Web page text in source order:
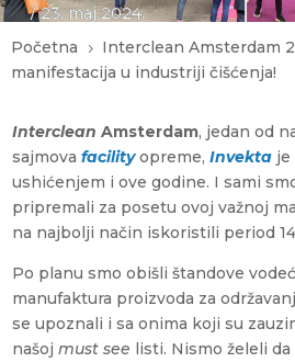
/ 23. maj 2024.
Početna
5
Interclean Amsterdam
manifestacija u industriji čišćenja!
Interclean Amsterdam, jedan od
sajmovafacilityopreme,Invekta je
ushićenjem i ove godine. I sami
pripremali za posetu ovoj važnoj
na najbolji način iskoristili period
Po planu smo obišli štandove
manufaktura proizvoda za
se upoznali i sa onima koji su
našojmust see listi. Nismo želeli